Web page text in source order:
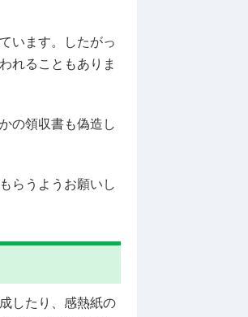
います。したがっ
れることもありま
の領収書も偽造し
らうようお願いし
したり、感熱紙の